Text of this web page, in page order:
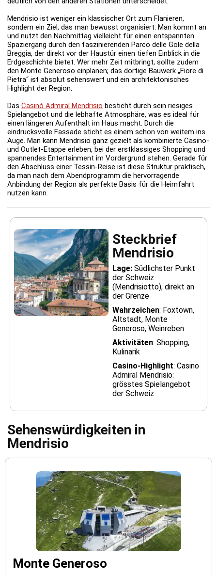
Mendrisio ist weniger ein klassischer Ort zum Flanieren,
sondern ein Ziel, das man bewusst organisiert: Man kommt an
und nutzt den Nachmittag vielleicht für einen entspannten
Spaziergang durch den faszinierenden Parco delle Gole della
Breggia, der direkt vor der Haustür einen tiefen Einblick in die
Erdgeschichte bietet. Wer mehr Zeit mitbringt, sollte zudem
den Monte Generoso einplanen; das dortige Bauwerk „Fiore di
Pietra“ ist absolut sehenswert und ein architektonisches
Highlight der Region.
Das Casinò Admiral Mendrisio besticht durch sein riesiges
Spielangebot und die lebhafte Atmosphäre, was es ideal für
einen längeren Aufenthalt im Haus macht. Durch die
eindrucksvolle Fassade sticht es einem schon von weitem ins
Auge. Man kann Mendrisio ganz gezielt als kombinierte Casino-
und Outlet-Etappe erleben, bei der erstklassiges Shopping und
spannendes Entertainment im Vordergrund stehen. Gerade für
den Abschluss einer Tessin-Reise ist diese Struktur praktisch,
da man nach dem Abendprogramm die hervorragende
Anbindung der Region als perfekte Basis für die Heimfahrt
nutzen kann.
Steckbrief
Mendrisio
Lage: Südlichster Punkt
der Schweiz
(Mendrisiotto), direkt an
der Grenze
Wahrzeichen: Foxtown,
Altstadt, Monte
Generoso, Weinreben
Aktivitäten: Shopping,
Kulinarik
Casino-Highlight: Casino
Admiral Mendrisio:
grösstes Spielangebot
der Schweiz
Sehenswürdigkeiten in
Mendrisio
Monte Generoso